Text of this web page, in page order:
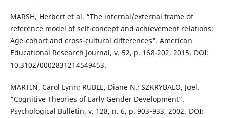
MARSH, Herbert et al. “The internal/external frame of
reference model of self-concept and achievement relations:
Age-cohort and cross-cultural diﬀerences”. American
Educational Research Journal, v. 52, p. 168-202, 2015. DOI:
10.3102/0002831214549453.
MARTIN, Carol Lynn; RUBLE, Diane N.; SZKRYBALO, Joel.
“Cognitive Theories of Early Gender Development”.
Psychological Bulletin, v. 128, n. 6, p. 903-933, 2002. DOI: